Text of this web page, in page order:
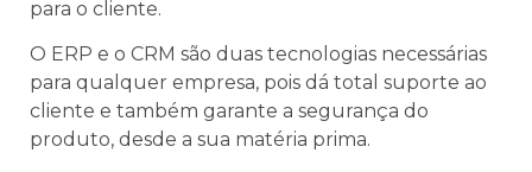
para o cliente.
O ERP e o CRM são duas tecnologias necessárias
para qualquer empresa, pois dá total suporte ao
cliente e também garante a segurança do
produto, desde a sua matéria prima.